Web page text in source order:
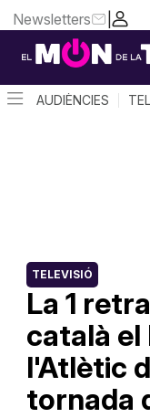
|
Newsletters
AUDIÈNCIES
La 1
català
l'Atlètic
tornada
TELEVISIÓ